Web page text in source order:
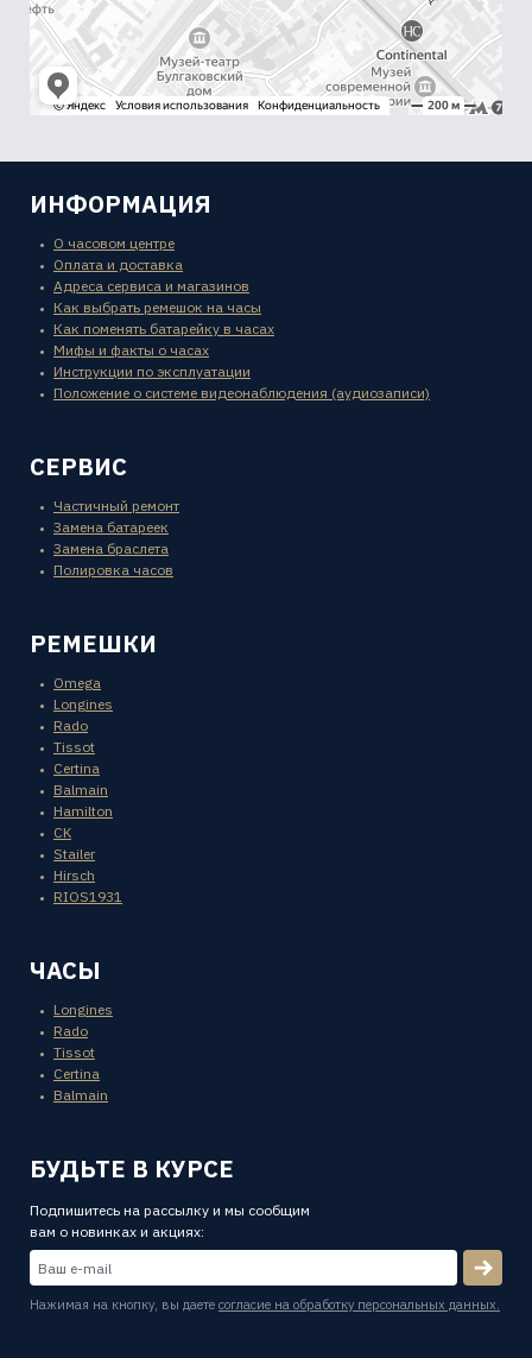
ИНФОРМАЦИЯ
О часовом центре
Оплата и доставка
Адреса сервиса и магазинов
Как выбрать ремешок на часы
Как поменять батарейку в часах
Мифы и факты о часах
Инструкции по эксплуатации
Положение о системе видеонаблюдения (аудиозаписи)
СЕРВИС
Частичный ремонт
Замена батареек
Замена браслета
Полировка часов
РЕМЕШКИ
Omega
Longines
Rado
Tissot
Certina
Balmain
Hamilton
CK
Stailer
Hirsch
RIOS1931
ЧАСЫ
Longines
Rado
Tissot
Certina
Balmain
БУДЬТЕ В КУРСЕ
Подпишитесь на рассылку и мы сообщим
вам о новинках и акциях:
Нажимая на кнопку, вы даете согласие на обработку персональных данных.